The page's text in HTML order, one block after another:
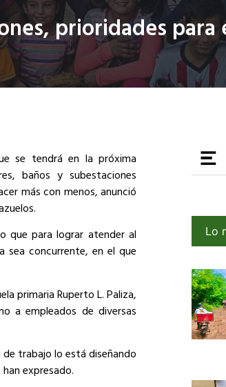
prioridades para
se tendrá en la próxima
baños y subestaciones
más con menos, anunció
que para lograr atender al
sea concurrente, en el que
primaria Ruperto L. Paliza,
a empleados de diversas
trabajo lo está diseñando
expresado.
Lo